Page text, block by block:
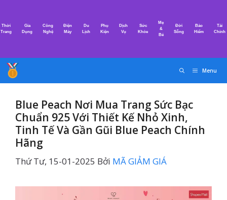
nội
Thời
Trang
Gia
Dụng
Công
Nghệ
Điện
Máy
Du
Lịch
Phụ
Kiện
Dịch
Vụ
Sức
Khỏe
Mẹ
&
Bé
Đời
Sống
Bảo
Hiểm
Tài
Chính
Menu
Blue Peach Nơi Mua Trang Sức Bạc
Chuẩn 925 Với Thiết Kế Nhỏ Xinh,
Tinh Tế Và Gần Gũi Blue Peach Chính
Hãng
Thứ Tư, 15-01-2025 Bởi MÃ GIẢM GIÁ